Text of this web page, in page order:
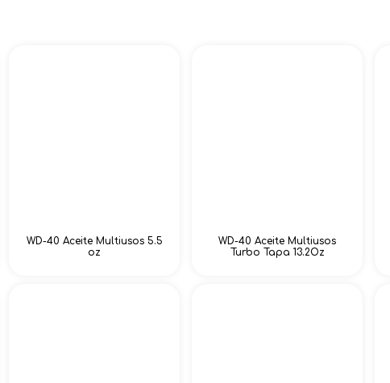
WD-40 Aceite Multiusos 5.5
oz
WD-40 Aceite Multiusos
Turbo Tapa 13.2Oz